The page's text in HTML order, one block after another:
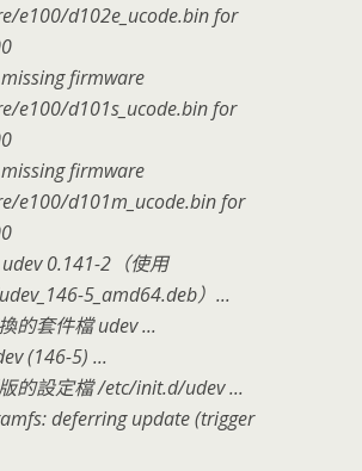
e100/d102e_ucode.bin for
firmware
e100/d101s_ucode.bin for
firmware
e100/d101m_ucode.bin for
0.141-2（使用
5_amd64.deb）...
的套件檔 udev ...
(146-5) ...
的設定檔 /etc/init.d/udev ...
deferring update (trigger